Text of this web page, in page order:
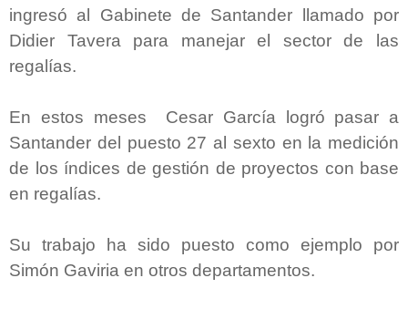
ingresó al Gabinete de Santander llamado por
Didier Tavera para manejar el sector de las
regalías.
En estos meses Cesar García logró pasar a
Santander del puesto 27 al sexto en la medición
de los índices de gestión de proyectos con base
en regalías.
Su trabajo ha sido puesto como ejemplo por
Simón Gaviria en otros departamentos.